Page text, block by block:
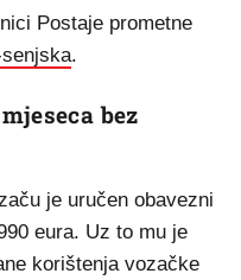
Postaje prometne
.
bez
je uručen obavezni
eura. Uz to mu je
korištenja vozačke